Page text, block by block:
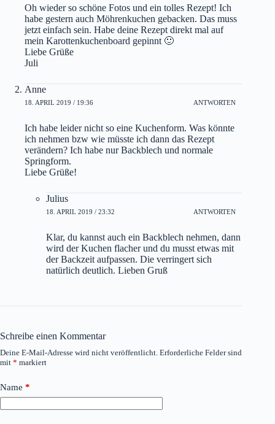
Oh wieder so schöne Fotos und ein tolles Rezept! Ich
habe gestern auch Möhrenkuchen gebacken. Das muss
jetzt einfach sein. Habe deine Rezept direkt mal auf
mein Karottenkuchenboard gepinnt 🙂
Liebe Grüße
Juli
Anne
18. APRIL 2019 / 19:36 ANTWORTEN
Ich habe leider nicht so eine Kuchenform. Was könnte
ich nehmen bzw wie müsste ich dann das Rezept
verändern? Ich habe nur Backblech und normale
Springform.
Liebe Grüße!
Julius
18. APRIL 2019 / 23:32 ANTWORTEN
Klar, du kannst auch ein Backblech nehmen, dann
wird der Kuchen flacher und du musst etwas mit
der Backzeit aufpassen. Die verringert sich
natürlich deutlich. Lieben Gruß
Schreibe einen Kommentar
Deine E-Mail-Adresse wird nicht veröffentlicht. Erforderliche Felder sind
mit * markiert
Name *